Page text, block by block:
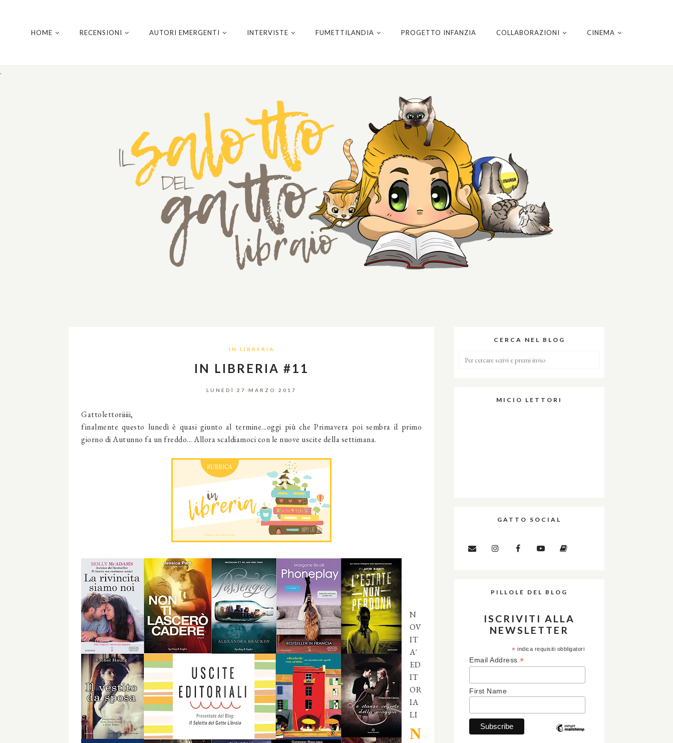
.
HOME RECENSIONI AUTORI EMERGENTI INTERVISTE FUMETTILANDIA PROGETTO INFANZIA COLLABORAZIONI CINEMA
IN LIBRERIA
IN LIBRERIA #11
LUNEDÌ 27 MARZO 2017
Gattolettoriiiii,
finalmente questo lunedì è quasi giunto al termine...oggi più che Primavera poi sembra il primo
giorno di Autunno fa un freddo... Allora scaldiamoci con le nuove uscite della settimana.
N
OV
IT
A'
ED
IT
OR
IA
LI
N
CERCA NEL BLOG
MICIO LETTORI
GATTO SOCIAL
PILLOLE DEL BLOG
ISCRIVITI ALLA
NEWSLETTER
* indica requisiti obbligatori
Email Address *
First Name